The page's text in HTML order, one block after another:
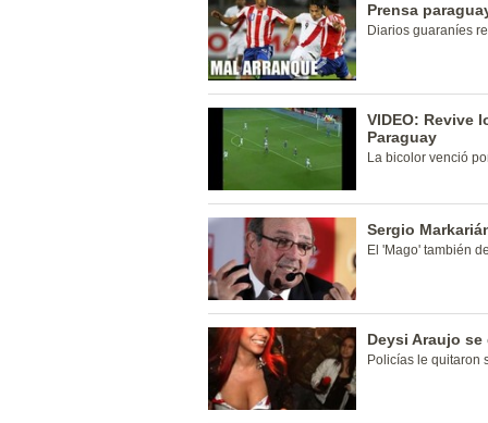
Prensa
Diarios guaraníes
VIDEO: Revive
Paraguay
La bicolor venció
Sergio
El 'Mago' también
Deysi Araujo
Policías le quitaron